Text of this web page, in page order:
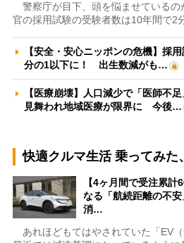
警察庁が目下、頭を悩ませているの
官の採用試験の受験者数は10年間で2
【安全・安心ニッポンの危機】採
分の1以下に！ 出生数減がも…
【医療崩壊】人口減少で「医師不
見舞われ地域医療が限界に 今後…
快適クルマ生活 乗ってみた
【4ヶ月間で受注累
なる「航続距離の不
消…
あれほどもてはやされていた「EV（